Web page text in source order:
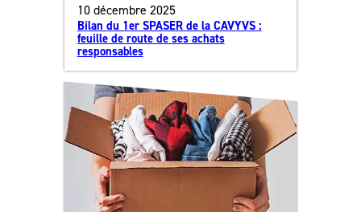
10 décembre 2025
Bilan du 1er SPASER de la CAVYVS :
feuille de route de ses achats
responsables